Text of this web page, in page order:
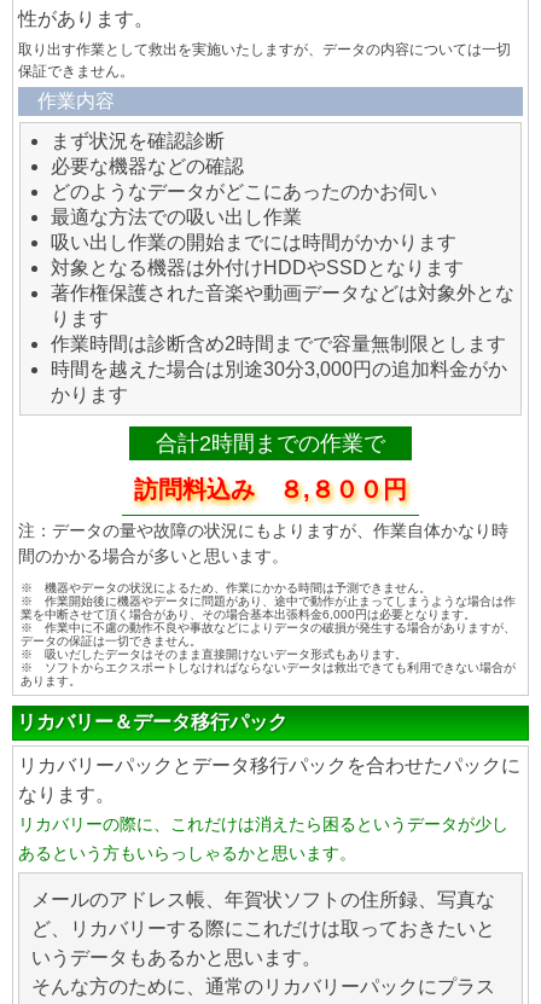
性があります。
取り出す作業として救出を実施いたしますが、データの内容については一切
保証できません。
作業内容
まず状況を確認診断
必要な機器などの確認
どのようなデータがどこにあったのかお伺い
最適な方法での吸い出し作業
吸い出し作業の開始までには時間がかかります
対象となる機器は外付けHDDやSSDとなります
著作権保護された音楽や動画データなどは対象外とな
ります
作業時間は診断含め2時間までで容量無制限とします
時間を越えた場合は別途30分3,000円の追加料金がか
かります
合計2時間までの作業で
訪問料込み ８,８００円
注：データの量や故障の状況にもよりますが、作業自体かなり時
間のかかる場合が多いと思います。
※ 機器やデータの状況によるため、作業にかかる時間は予測できません。
※ 作業開始後に機器やデータに問題があり、途中で動作が止まってしまうような場合は作
業を中断させて頂く場合があり、その場合基本出張料金6,000円は必要となります。
※ 作業中に不慮の動作不良や事故などによりデータの破損が発生する場合がありますが、
データの保証は一切できません。
※ 吸いだしたデータはそのまま直接開けないデータ形式もあります。
※ ソフトからエクスポートしなければならないデータは救出できても利用できない場合が
あります。
リカバリー＆データ移行パック
リカバリーパックとデータ移行パックを合わせたパックに
なります。
リカバリーの際に、これだけは消えたら困るというデータが少し
あるという方もいらっしゃるかと思います。
メールのアドレス帳、年賀状ソフトの住所録、写真な
ど、リカバリーする際にこれだけは取っておきたいと
いうデータもあるかと思います。
そんな方のために、通常のリカバリーパックにプラス